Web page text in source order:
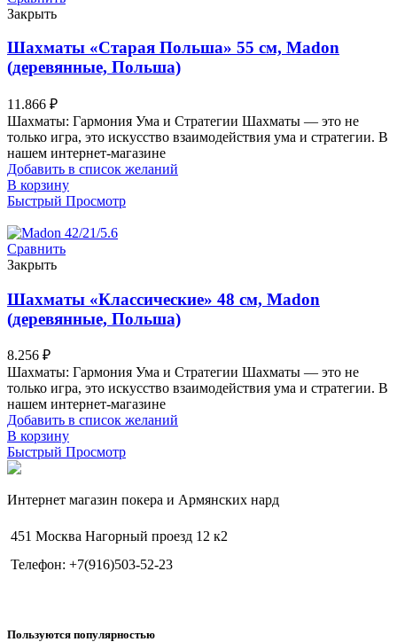
Закрыть
Шахматы «Старая Польша» 55 см, Madon
(деревянные, Польша)
11.866 ₽
Шахматы: Гармония Ума и Стратегии Шахматы — это не
только игра, это искусство взаимодействия ума и стратегии. В
нашем интернет-магазине
Добавить в список желаний
В корзину
Быстрый Просмотр
Сравнить
Закрыть
Шахматы «Классические» 48 см, Madon
(деревянные, Польша)
8.256 ₽
Шахматы: Гармония Ума и Стратегии Шахматы — это не
только игра, это искусство взаимодействия ума и стратегии. В
нашем интернет-магазине
Добавить в список желаний
В корзину
Быстрый Просмотр
Интернет магазин покера и Армянских нард
451 Москва Нагорный проезд 12 к2
Телефон: +7(916)503-52-23
Пользуются популярностью